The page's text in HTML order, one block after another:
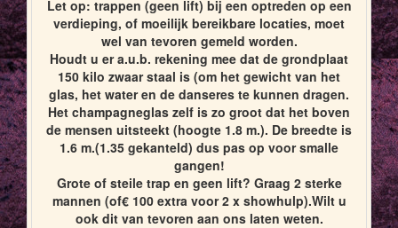
Let op: trappen (geen lift) bij een optreden op een
verdieping, of moeilijk bereikbare locaties, moet
wel van tevoren gemeld worden.
Houdt u er a.u.b. rekening mee dat de grondplaat
150 kilo zwaar staal is (om het gewicht van het
glas, het water en de danseres te kunnen dragen.
Het champagneglas zelf is zo groot dat het boven
de mensen uitsteekt (hoogte 1.8 m.). De breedte is
1.6 m.(1.35 gekanteld) dus pas op voor smalle
gangen!
Grote of steile trap en geen lift? Graag 2 sterke
mannen (of€ 100 extra voor 2 x showhulp).Wilt u
ook dit van tevoren aan ons laten weten.